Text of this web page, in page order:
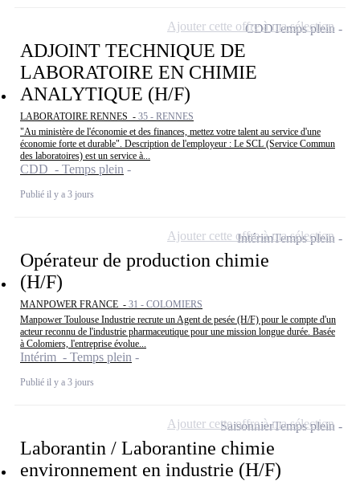
ADJOINT TECHNIQUE DE
LABORATOIRE EN CHIMIE
ANALYTIQUE (H/F)
LABORATOIRE RENNES - 35 - RENNES
"Au ministère de l'économie et des finances, mettez votre talent au service d'une
économie forte et durable". Description de l'employeur : Le SCL (Service Commun
des laboratoires) est un service à...
CDD - Temps plein
Publié il y a 3 jours
CDDTemps plein
Ajouter cette offre à ma sélection
Opérateur de production chimie
(H/F)
MANPOWER FRANCE - 31 - COLOMIERS
Manpower Toulouse Industrie recrute un Agent de pesée (H/F) pour le compte d'un
acteur reconnu de l'industrie pharmaceutique pour une mission longue durée. Basée
à Colomiers, l'entreprise évolue...
Intérim - Temps plein
Publié il y a 3 jours
IntérimTemps plein
Ajouter cette offre à ma sélection
Laborantin / Laborantine chimie
environnement en industrie (H/F)
SaisonnierTemps plein
Ajouter cette offre à ma sélection